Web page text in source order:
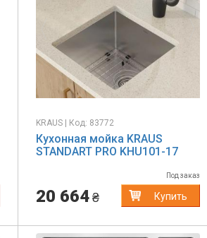
KRAUS | Код: 83772
Кухонная мойка KRAUS
STANDART PRO KHU101-17
Под заказ
20 664₴ Купить